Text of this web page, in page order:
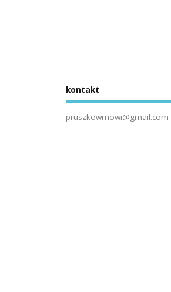
kontakt
pruszkowmowi@gmail.com